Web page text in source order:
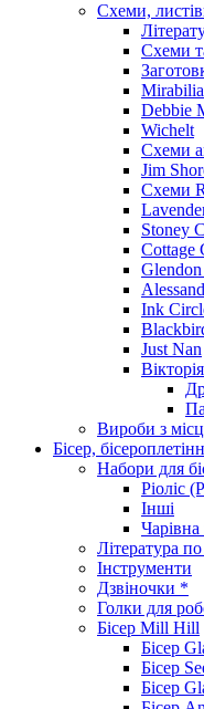
Схеми,
Схеми
Mirabilia
Debbie
Wichelt
Схеми
Jim
Cхеми
Stoney
Cottage
Glendon
Ink
Just Nan
Вироби з
Бісер,
Набори для
Ріоліс
Інші
Література
Інструменти
Дзвіночки *
Голки для
Бісер Mill Hill
Бісер
Бісер
Бісер